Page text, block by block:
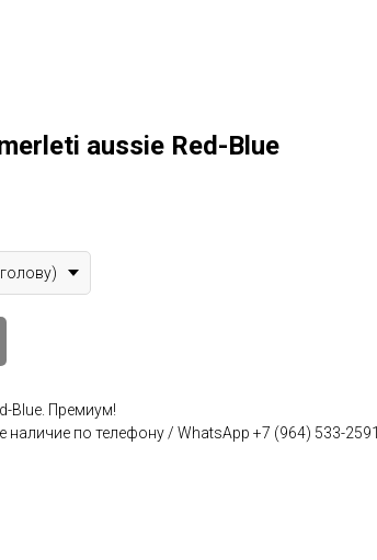
aussie Red-Blue
Blue. Премиум!
наличие по телефону / WhatsApp +7 (964) 533-2591